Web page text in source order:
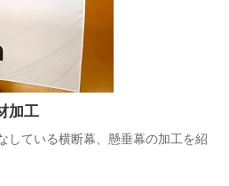
加工
している横断幕、懸垂幕の加工を紹